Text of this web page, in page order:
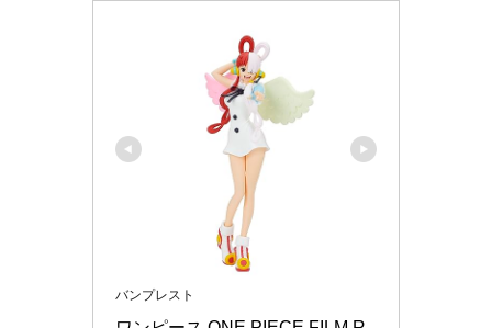
バンプレスト